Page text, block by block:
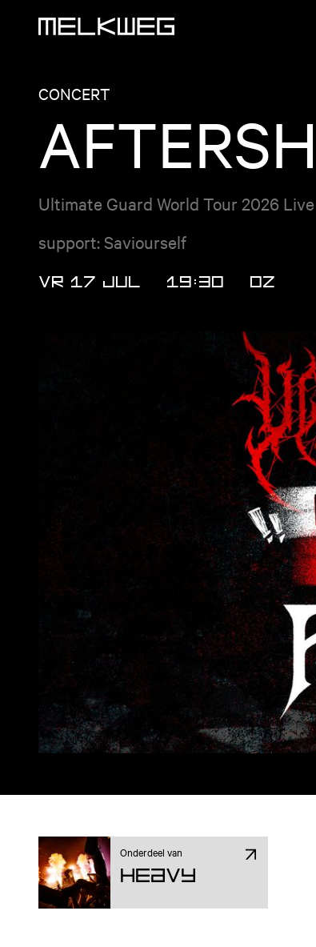
CONCERT
Ultimate Guard World Tour 2026 Live
support: Saviourself
VR 17 JUL 19:30 OZ
Onderdeel van
Heavy